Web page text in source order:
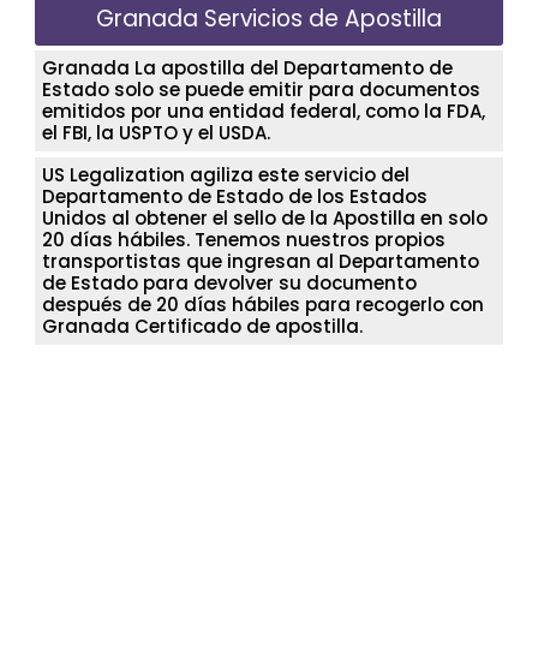
Granada Servicios de Apostilla
Granada La apostilla del Departamento de
Estado solo se puede emitir para documentos
emitidos por una entidad federal, como la FDA,
el FBI, la USPTO y el USDA.
US Legalization agiliza este servicio del
Departamento de Estado de los Estados
Unidos al obtener el sello de la Apostilla en solo
20 días hábiles. Tenemos nuestros propios
transportistas que ingresan al Departamento
de Estado para devolver su documento
después de 20 días hábiles para recogerlo con
Granada Certificado de apostilla.